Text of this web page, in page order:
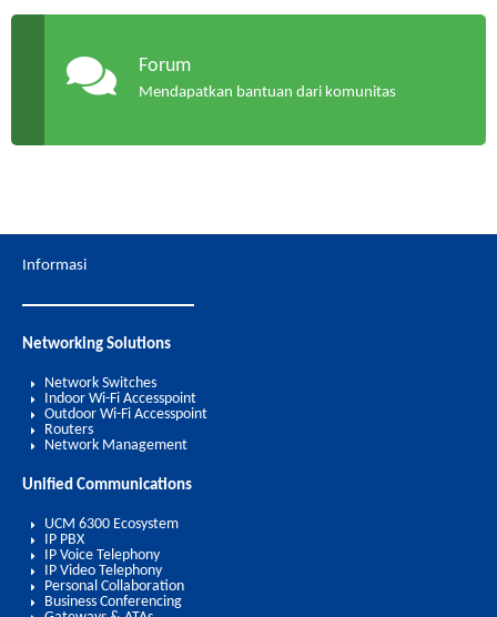
Forum
Mendapatkan bantuan dari komunitas
Informasi
Networking Solutions
Network Switches
Indoor Wi-Fi Accesspoint
Outdoor Wi-Fi Accesspoint
Routers
Network Management
Unified Communications
UCM 6300 Ecosystem
IP PBX
IP Voice Telephony
IP Video Telephony
Personal Collaboration
Business Conferencing